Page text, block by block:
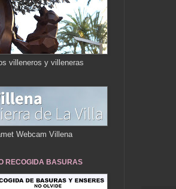
villeneros y villeneras
Webcam Villena
RECOGIDA BASURAS